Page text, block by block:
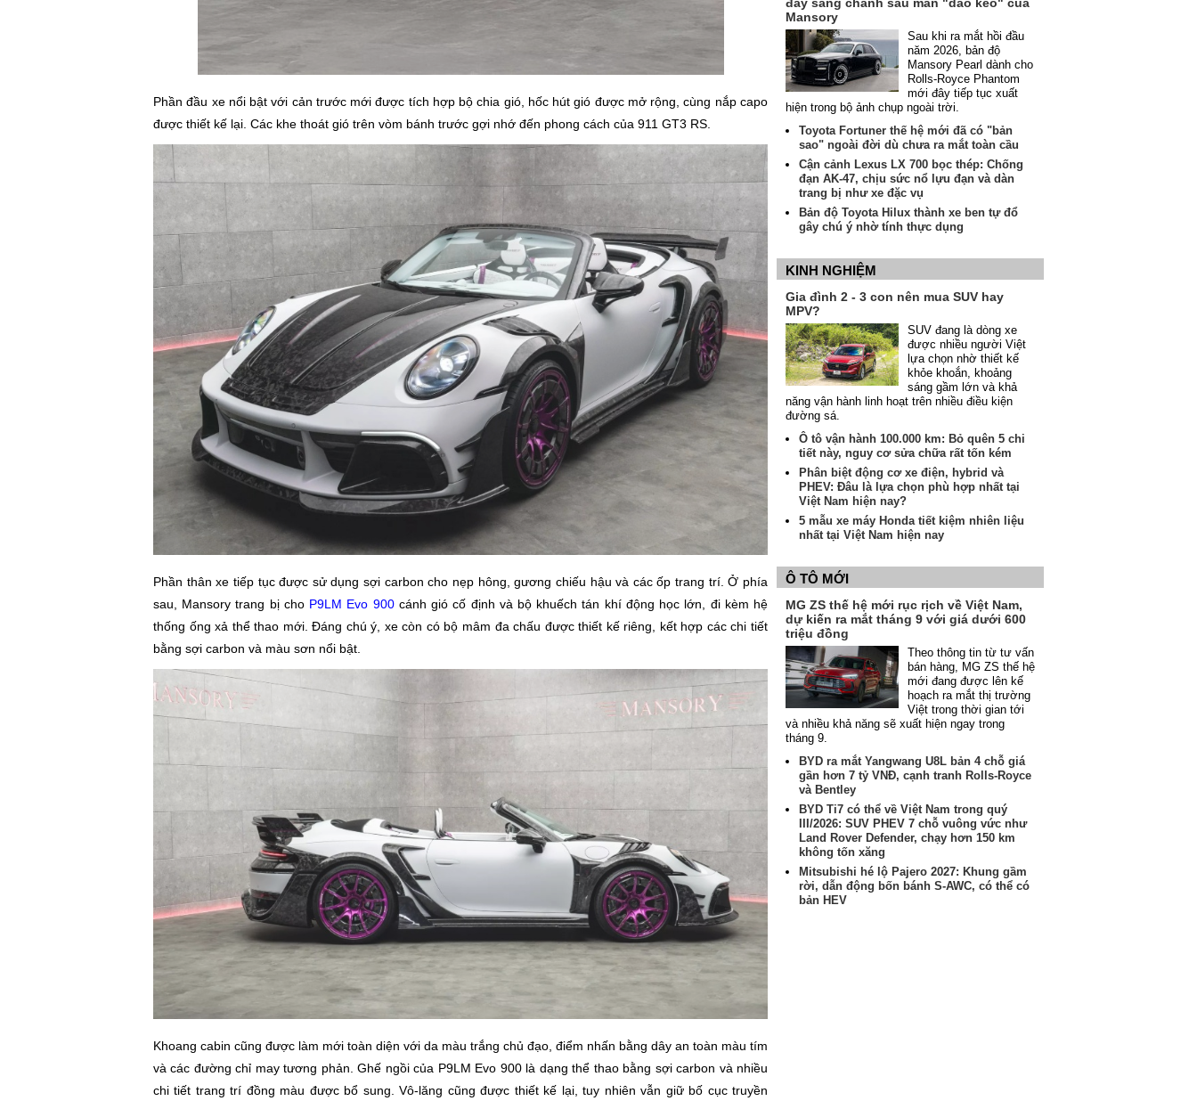
Phần đầu xe nổi bật với cản trước mới được tích hợp bộ chia gió, hốc hút gió được mở rộng, cùng nắp capo
được thiết kế lại. Các khe thoát gió trên vòm bánh trước gợi nhớ đến phong cách của 911 GT3 RS.
Phần thân xe tiếp tục được sử dụng sợi carbon cho nẹp hông, gương chiếu hậu và các ốp trang trí. Ở phía
sau, Mansory trang bị cho P9LM Evo 900cánh gió cố định và bộ khuếch tán khí động học lớn, đi kèm hệ
thống ống xả thể thao mới. Đáng chú ý, xe còn có bộ mâm đa chấu được thiết kế riêng, kết hợp các chi tiết
bằng sợi carbon và màu sơn nổi bật.
Khoang cabin cũng được làm mới toàn diện với da màu trắng chủ đạo, điểm nhấn bằng dây an toàn màu tím
và các đường chỉ may tương phản. Ghế ngồi của P9LM Evo 900 là dạng thể thao bằng sợi carbon và nhiều
chi tiết trang trí đồng màu được bổ sung. Vô-lăng cũng được thiết kế lại, tuy nhiên vẫn giữ bố cục truyền
Mansory
Sau khi ra mắt hồi đầu
năm 2026, bản độ
Mansory Pearl dành cho
Rolls-Royce Phantom
mới đây tiếp tục xuất
hiện trong bộ ảnh chụp ngoài trời.
Toyota Fortuner thế hệ mới đã có "bản
sao" ngoài đời dù chưa ra mắt toàn cầu
Cận cảnh Lexus LX 700 bọc thép: Chống
đạn AK-47, chịu sức nổ lựu đạn và dàn
trang bị như xe đặc vụ
Bản độ Toyota Hilux thành xe ben tự đổ
gây chú ý nhờ tính thực dụng
KINH NGHIỆM
Gia đình 2 - 3 con nên mua SUV hay
MPV?
SUV đang là dòng xe
được nhiều người Việt
lựa chọn nhờ thiết kế
khỏe khoắn, khoảng
sáng gầm lớn và khả
năng vận hành linh hoạt trên nhiều điều kiện
đường sá.
Ô tô vận hành 100.000 km: Bỏ quên 5 chi
tiết này, nguy cơ sửa chữa rất tốn kém
Phân biệt động cơ xe điện, hybrid và
PHEV: Đâu là lựa chọn phù hợp nhất tại
Việt Nam hiện nay?
5 mẫu xe máy Honda tiết kiệm nhiên liệu
nhất tại Việt Nam hiện nay
Ô TÔ MỚI
MG ZS thế hệ mới rục rịch về Việt Nam,
dự kiến ra mắt tháng 9 với giá dưới 600
triệu đồng
Theo thông tin từ tư vấn
bán hàng, MG ZS thế hệ
mới đang được lên kế
hoạch ra mắt thị trường
Việt trong thời gian tới
và nhiều khả năng sẽ xuất hiện ngay trong
tháng 9.
BYD ra mắt Yangwang U8L bản 4 chỗ giá
gần hơn 7 tỷ VNĐ, cạnh tranh Rolls-Royce
và Bentley
BYD Ti7 có thể về Việt Nam trong quý
III/2026: SUV PHEV 7 chỗ vuông vức như
Land Rover Defender, chạy hơn 150 km
không tốn xăng
Mitsubishi hé lộ Pajero 2027: Khung gầm
rời, dẫn động bốn bánh S-AWC, có thể có
bản HEV